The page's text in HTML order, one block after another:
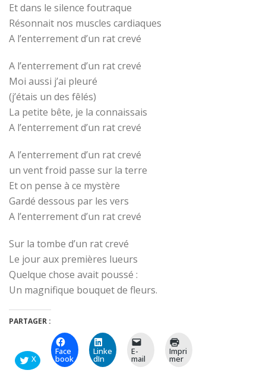
Et dans le silence foutraque
Résonnait nos muscles cardiaques
A l’enterrement d’un rat crevé
A l’enterrement d’un rat crevé
Moi aussi j’ai pleuré
(j’étais un des fêlés)
La petite bête, je la connaissais
A l’enterrement d’un rat crevé
A l’enterrement d’un rat crevé
un vent froid passe sur la terre
Et on pense à ce mystère
Gardé dessous par les vers
A l’enterrement d’un rat crevé
Sur la tombe d’un rat crevé
Le jour aux premières lueurs
Quelque chose avait poussé :
Un magnifique bouquet de fleurs.
PARTAGER :
X
Face
book
Linke
dIn
E-
mail
Impri
mer